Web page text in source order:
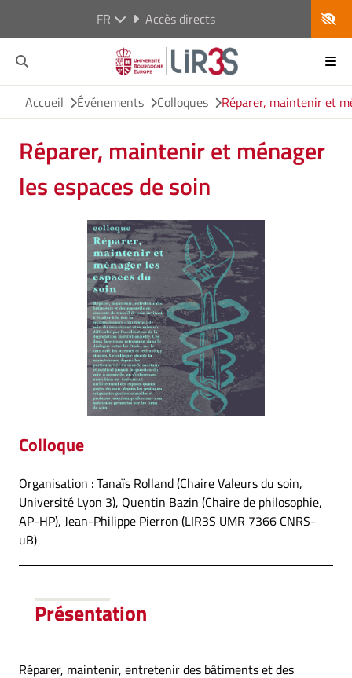
FR Accès directs
Accueil Événements Colloques Réparer, maintenir et
Réparer, maintenir et ménager
les espaces de soin
Colloque
Organisation : Tanaïs Rolland (Chaire Valeurs du soin,
Université Lyon 3), Quentin Bazin (Chaire de philosophie,
AP-HP), Jean-Philippe Pierron (LIR3S UMR 7366 CNRS-
uB)
Présentation
Réparer, maintenir, entretenir des bâtiments et des